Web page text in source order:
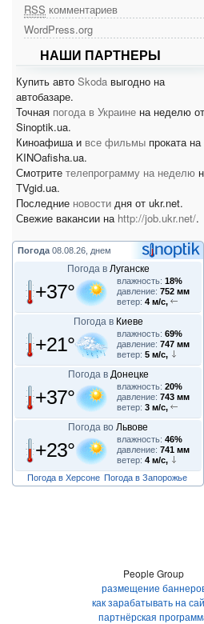
RSS комментариев
WordPress.org
НАШИ ПАРТНЕРЫ
Купить авто Skoda выгодно на
автобазаре.
Точная погода в Украине на неделю от
Sinoptik.ua.
Киноафиша и все фильмы проката на
KINOafisha.ua.
Смотрите телепрограмму на неделю
TVgid.ua.
Последние новости дня от ukr.net.
Свежие вакансии на http://job.ukr.net/.
Погода 08.08.26, днем
Погода в Луганске
+37° влажность: 18%
давление: 752 мм
ветер: 4 м/с,
Погода в Киеве
+21° влажность: 69%
давление: 747 мм
ветер: 5 м/с,
Погода в Донецке
+37° влажность: 20%
давление: 743 мм
ветер: 3 м/с,
Погода во Львове
+23° влажность: 46%
давление: 741 мм
ветер: 4 м/с,
Погода в Херсоне Погода в Запорожье
People Group
размещение
как зарабатывать на
партнёрская